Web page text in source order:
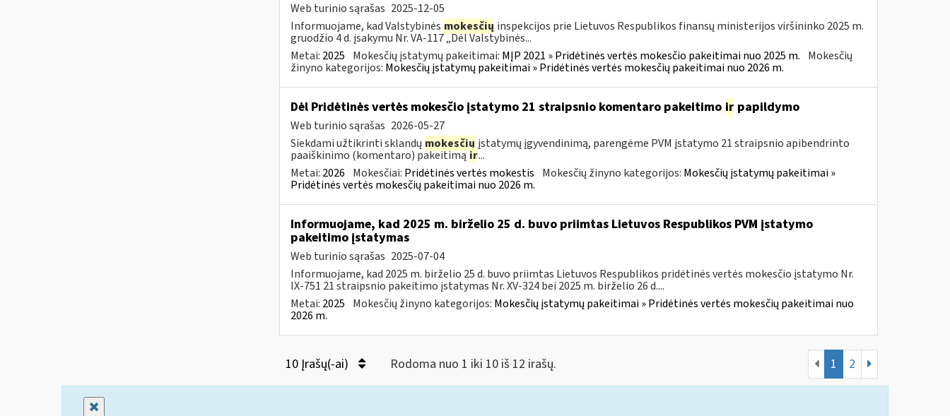
Web turinio sąrašas 2025-12-05
Informuojame, kad Valstybinės mokesčių inspekcijos prie Lietuvos Respublikos finansų ministerijos viršininko 2025 m.
gruodžio 4 d. įsakymu Nr. VA-117 „Dėl Valstybinės...
Metai: 2025 Mokesčių įstatymų pakeitimai: MĮP 2021 » Pridėtinės vertės mokesčio pakeitimai nuo 2025 m. Mokesčių
žinyno kategorijos: Mokesčių įstatymų pakeitimai » Pridėtinės vertės mokesčių pakeitimai nuo 2026 m.
Dėl Pridėtinės vertės mokesčio įstatymo 21 straipsnio komentaro pakeitimo irpapildymo
Web turinio sąrašas 2026-05-27
Siekdami užtikrinti sklandų mokesčių įstatymų įgyvendinimą, parengėme PVM įstatymo 21 straipsnio apibendrinto
paaiškinimo (komentaro) pakeitimąir...
Metai: 2026 Mokesčiai: Pridėtinės vertės mokestis Mokesčių žinyno kategorijos: Mokesčių įstatymų pakeitimai »
Pridėtinės vertės mokesčių pakeitimai nuo 2026 m.
Informuojame, kad 2025 m. birželio 25 d. buvo priimtas Lietuvos Respublikos PVM įstatymo
pakeitimo įstatymas
Web turinio sąrašas 2025-07-04
Informuojame, kad 2025 m. birželio 25 d. buvo priimtas Lietuvos Respublikos pridėtinės vertės mokesčio įstatymo Nr.
IX-751 21 straipsnio pakeitimo įstatymas Nr. XV-324 bei 2025 m. birželio 26 d....
Metai: 2025 Mokesčių žinyno kategorijos: Mokesčių įstatymų pakeitimai » Pridėtinės vertės mokesčių pakeitimai nuo
2026 m.
10 Įrašų(-ai) Rodoma nuo 1 iki 10 iš 12 irašų. 1 2